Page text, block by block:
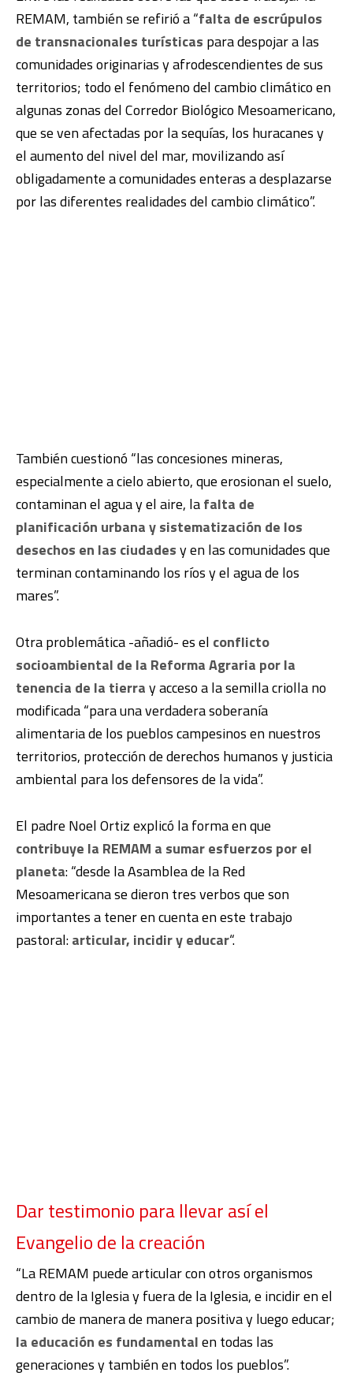
REMAM, también se refirió a “falta de escrúpulos
de transnacionales turísticas para despojar a las
comunidades originarias y afrodescendientes de sus
territorios; todo el fenómeno del cambio climático en
algunas zonas del Corredor Biológico Mesoamericano,
que se ven afectadas por la sequías, los huracanes y
el aumento del nivel del mar, movilizando así
obligadamente a comunidades enteras a desplazarse
por las diferentes realidades del cambio climático”.
También cuestionó “las concesiones mineras,
especialmente a cielo abierto, que erosionan el suelo,
contaminan el agua y el aire, lafalta de
planificación urbana y sistematización de los
desechos en las ciudadesy en las comunidades que
terminan contaminando los ríos y el agua de los
mares”.
Otra problemática -añadió- es el conflicto
socioambiental de la Reforma Agraria por la
tenencia de la tierray acceso a la semilla criolla no
modificada “para una verdadera soberanía
alimentaria de los pueblos campesinos en nuestros
territorios, protección de derechos humanos y justicia
ambiental para los defensores de la vida”.
El padre Noel Ortiz explicó la forma en que
contribuye la REMAM a sumar esfuerzos por el
planeta: “desde la Asamblea de la Red
Mesoamericana se dieron tres verbos que son
importantes a tener en cuenta en este trabajo
pastoral:articular, incidir y educar“.
Dar testimonio para llevar así el
Evangelio de la creación
“La REMAM puede articular con otros organismos
dentro de la Iglesia y fuera de la Iglesia, e incidir en el
cambio de manera de manera positiva y luego educar;
la educación es fundamentalen todas las
generaciones y también en todos los pueblos”.